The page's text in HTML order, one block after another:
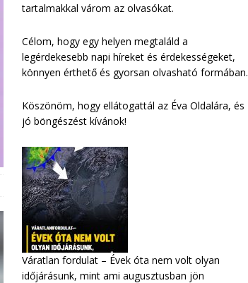
tartalmakkal várom az olvasókat.
Célom, hogy egy helyen megtaláld a
legérdekesebb napi híreket és érdekességeket,
könnyen érthető és gyorsan olvasható formában.
Köszönöm, hogy ellátogattál az Éva Oldalára, és
jó böngészést kívánok!
Váratlan fordulat – Évek óta nem volt olyan
időjárásunk, mint ami augusztusban jön